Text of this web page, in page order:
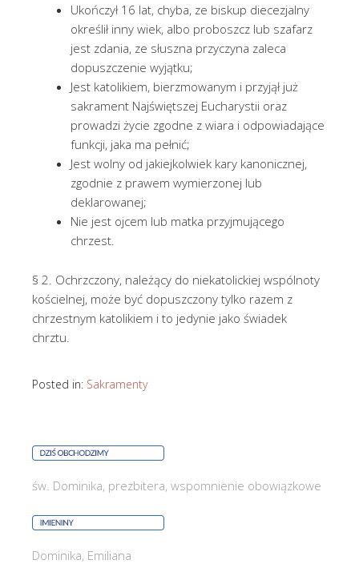
Ukończył 16 lat, chyba, ze biskup diecezjalny
określił inny wiek, albo proboszcz lub szafarz
jest zdania, ze słuszna przyczyna zaleca
dopuszczenie wyjątku;
Jest katolikiem, bierzmowanym i przyjął już
sakrament Najświętszej Eucharystii oraz
prowadzi życie zgodne z wiara i odpowiadające
funkcji, jaka ma pełnić;
Jest wolny od jakiejkolwiek kary kanonicznej,
zgodnie z prawem wymierzonej lub
deklarowanej;
Nie jest ojcem lub matka przyjmującego
chrzest.
§ 2. Ochrzczony, należący do niekatolickiej wspólnoty
kościelnej, może być dopuszczony tylko razem z
chrzestnym katolikiem i to jedynie jako świadek
chrztu.
Posted in: Sakramenty
św. Dominika, prezbitera, wspomnienie obowiązkowe
Dominika, Emiliana